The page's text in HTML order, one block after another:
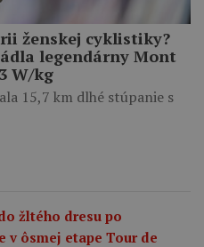
ženskej cyklistiky?
legendárny Mont
W/kg
15,7 km dlhé stúpanie s
žltého dresu po
v ôsmej etape Tour de